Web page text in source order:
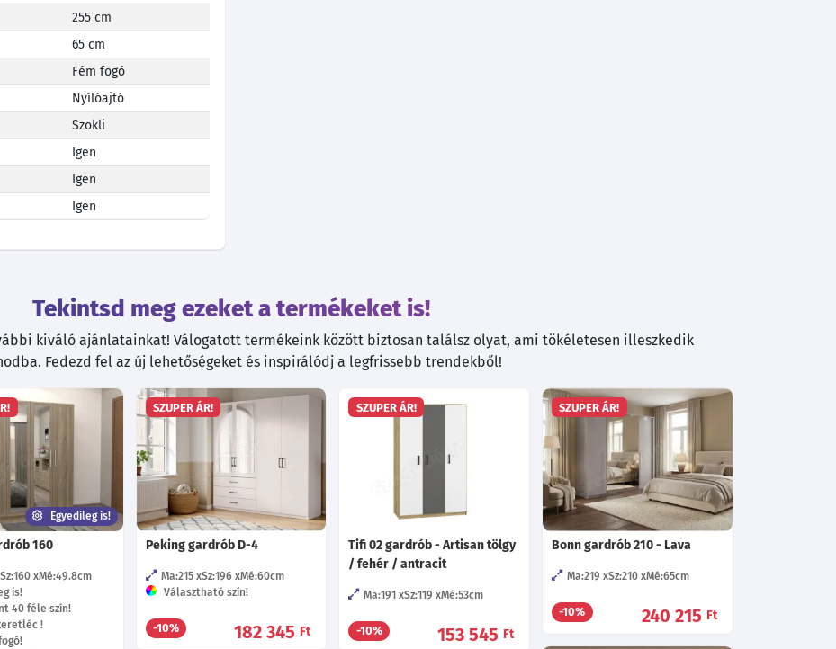
255 cm
65 cm
Fém fogó
Nyílóajtó
Szokli
Igen
Igen
Igen
Tekintsd meg ezeket a termékeket is!
kiváló ajánlatainkat! Válogatott termékeink között biztosan találsz olyat, ami tökéletesen illeszkedik
Fedezd fel az új lehetőségeket és inspirálódj a legfrissebb trendekből!
Egyedileg is!
160
Sz:160 Mé:49.8cm
is!
40 féle szín!
!
SZUPER ÁR!
Peking gardrób D-4
Ma:215 Sz:196 Mé:60cm
Választható szín!
-10% 182 345 Ft
SZUPER ÁR!
Tifi 02 gardrób - Artisan tölgy
/ fehér / antracit
Ma:191 Sz:119 Mé:53cm
-10% 153 545 Ft
SZUPER ÁR!
Bonn gardrób 210 - Lava
Ma:219 Sz:210 Mé:65cm
-10% 240 215 Ft